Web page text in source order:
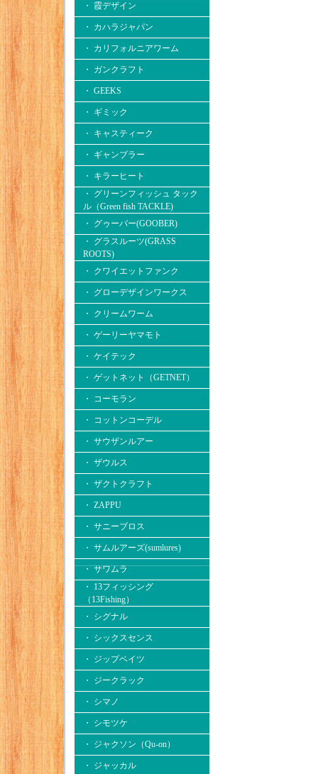
・ 霞デザイン
・ カハラジャパン
・ カリフォルニアワーム
・ ガンクラフト
・ GEEKS
・ ギミック
・ キャスティーク
・ ギャンブラー
・ キラーヒート
・ グリーンフィッシュ タック
ル（Green fish TACKLE)
・ グゥーバー(GOOBER)
・ グラスルーツ(GRASS
ROOTS)
・ クワイエットファンク
・ グローデザインワークス
・ クリームワーム
・ ゲーリーヤマモト
・ ケイテック
・ ゲットネット（GETNET）
・ コーモラン
・ コットンコーデル
・ サウザンルアー
・ ザウルス
・ ザクトクラフト
・ ZAPPU
・ サニーブロス
・ サムルアーズ(sumlures)
・ サワムラ
・ 13フィッシング
（13Fishing）
・ シグナル
・ シックスセンス
・ ジップベイツ
・ ジークラック
・ シマノ
・ シモツケ
・ ジャクソン（Qu-on）
・ ジャッカル